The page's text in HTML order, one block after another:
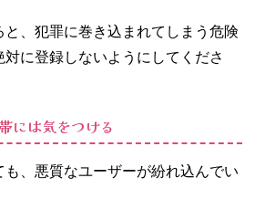
、犯罪に巻き込まれてしまう危険
に登録しないようにしてくださ
には気をつける
、悪質なユーザーが紛れ込んでい